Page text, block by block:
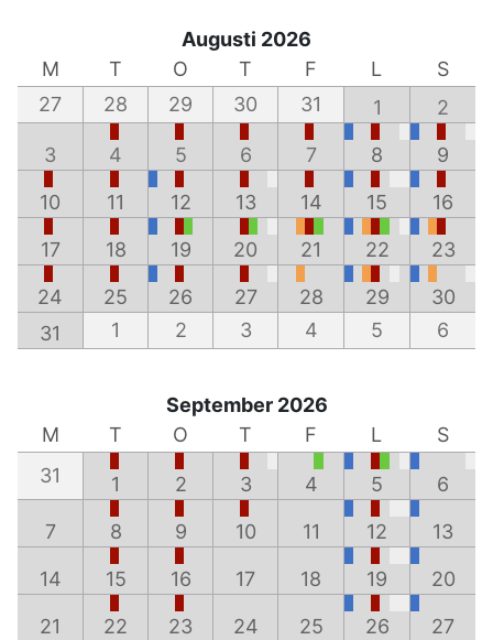
Augusti 2026
M
T O T F L
S
27
28 29 30 31 1 2
3 4 5 6 7 8 9
10 11 12 13 14 15 16
17 18 19 20 21 22 23
24 25 26 27 28 29
30
31
1 2 3 4 5 6
September 2026
M
T O T F L
S
31
1 2 3 4 5 6
7 8 9 10 11 12 13
14 15 16 17 18 19 20
21 22 23 24 25 26 27